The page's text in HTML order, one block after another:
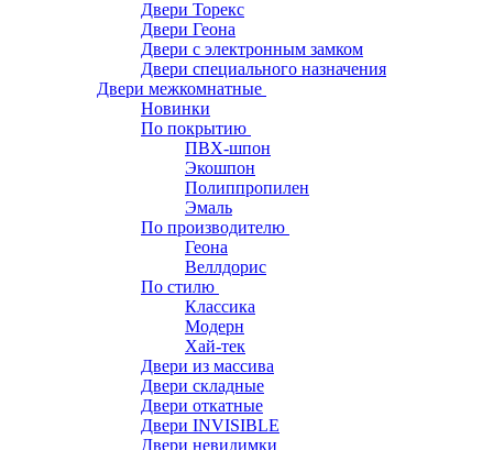
Двери Торекс
Двери Геона
Двери с электронным замком
Двери специального назначения
Двери межкомнатные
Новинки
По покрытию
ПВХ-шпон
Экошпон
Полиппропилен
Эмаль
По производителю
Геона
Веллдорис
По стилю
Классика
Модерн
Хай-тек
Двери из массива
Двери складные
Двери откатные
Двери INVISIBLE
Двери невидимки